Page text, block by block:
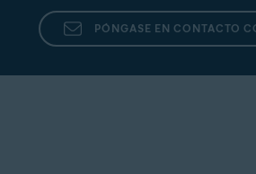
PÓNGASE EN CONTACTO